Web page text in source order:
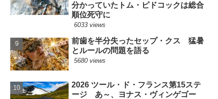
分かっていたトム・ピドコックは総合
順位死守に
6033 views
前歯を半分失ったセップ・クス 猛暑
とルールの問題を語る
5680 views
2026 ツール・ド・フランス第15ステ
ージ あ～、ヨナス・ヴィンゲゴー